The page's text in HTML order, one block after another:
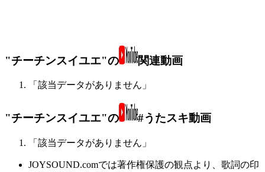
"チーチンスイユエ"の 関連動画
「該当データがありません」
"チーチンスイユエ"の #うたスキ動画
「該当データがありません」
JOYSOUND.comでは著作権保護の観点より、歌詞の印